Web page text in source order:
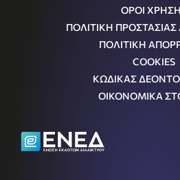
ΟΡΟΙ
ΠΟΛΙΤΙΚΗ
ΠΟΛΙΤΙΚΗ
COOKIES
ΚΩΔΙΚΑΣ
ΟΙΚΟΝΟΜΙΚΑ